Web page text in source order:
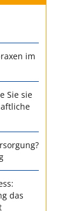
im
Sie sie
das